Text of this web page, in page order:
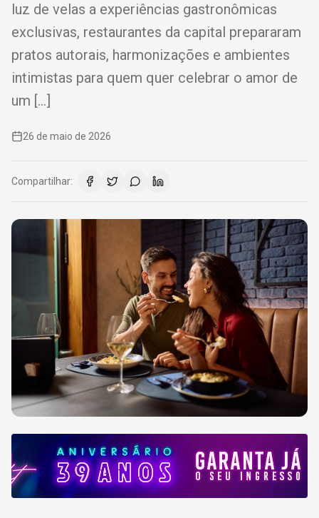
luz de velas a experiências gastronômicas
exclusivas, restaurantes da capital prepararam
pratos autorais, harmonizações e ambientes
intimistas para quem quer celebrar o amor de
um […]
26 de maio de 2026
Compartilhar: